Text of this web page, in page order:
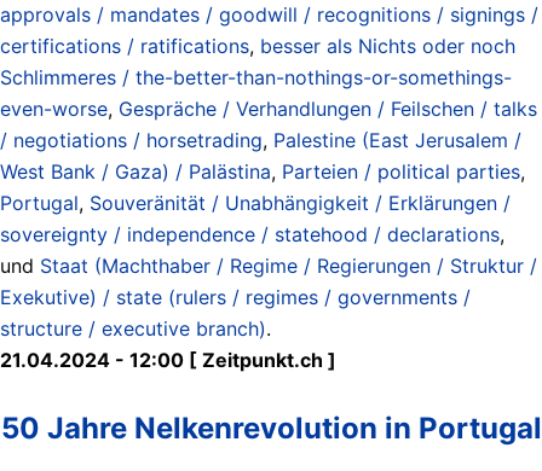
approvals / mandates / goodwill / recognitions / signings /
certifications / ratifications, besser als Nichts oder noch
Schlimmeres / the-better-than-nothings-or-somethings-
even-worse, Gespräche / Verhandlungen / Feilschen / talks
/ negotiations / horsetrading, Palestine (East Jerusalem /
West Bank / Gaza) / Palästina, Parteien / political parties,
Portugal, Souveränität / Unabhängigkeit / Erklärungen /
sovereignty / independence / statehood / declarations,
und Staat (Machthaber / Regime / Regierungen / Struktur /
Exekutive) / state (rulers / regimes / governments /
structure / executive branch).
21.04.2024 - 12:00 [ Zeitpunkt.ch ]
50 Jahre Nelkenrevolution in Portugal